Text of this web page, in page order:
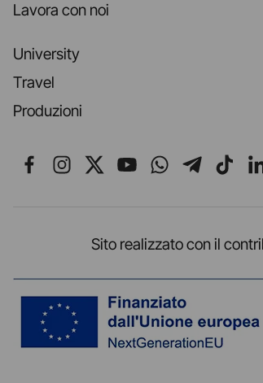
Lavora con noi
University
Travel
Produzioni
Seguici su Facebook
Seguici su Instagram
Seguici su X
Seguici su
Seguici su
Seguici
Sito realizzato con il